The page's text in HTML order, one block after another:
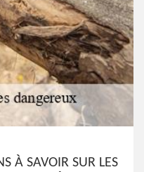
À SAVOIR SUR LES